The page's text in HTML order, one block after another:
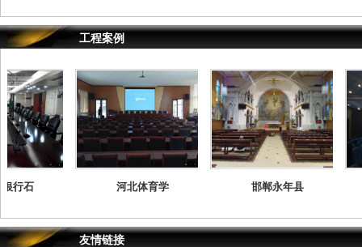
工程案例
行石 河北体育学 邯郸永年县
友情链接